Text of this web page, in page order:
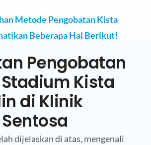
Metode Pengobatan Kista
Beberapa Hal Berikut!
Pengobatan
Kista
di Klinik
dijelaskan di atas, mengenali